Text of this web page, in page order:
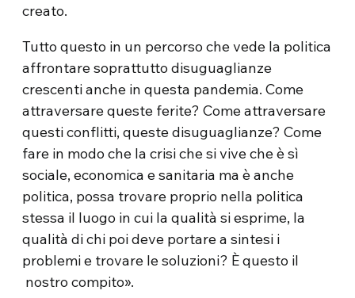
creato.
Tutto questo in un percorso che vede la politica
affrontare soprattutto disuguaglianze
crescenti anche in questa pandemia. Come
attraversare queste ferite? Come attraversare
questi conflitti, queste disuguaglianze? Come
fare in modo che la crisi che si vive che è sì
sociale, economica e sanitaria ma è anche
politica, possa trovare proprio nella politica
stessa il luogo in cui la qualità si esprime, la
qualità di chi poi deve portare a sintesi i
problemi e trovare le soluzioni? È questo il
nostro compito».